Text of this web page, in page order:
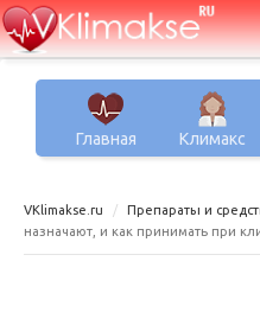
Главная Климакс
VKlimakse.ru Препараты и
назначают, и как принимать при